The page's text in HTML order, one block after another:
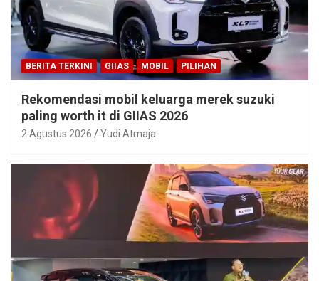
BERITA TERKINI GIIAS MOBIL PILIHAN
Rekomendasi mobil keluarga merek suzuki
paling worth it di GIIAS 2026
2 Agustus 2026 Yudi Atmaja